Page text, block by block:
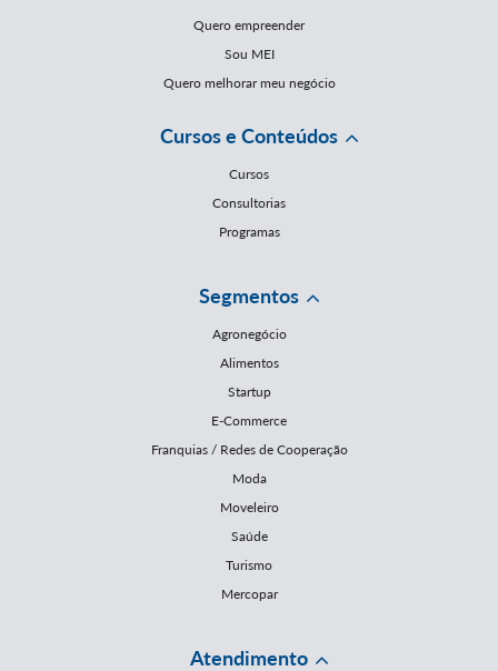
Quero empreender
Sou MEI
Quero melhorar meu negócio
Cursos e Conteúdos
Cursos
Consultorias
Programas
Segmentos
Agronegócio
Alimentos
Startup
E-Commerce
Franquias / Redes de Cooperação
Moda
Moveleiro
Saúde
Turismo
Mercopar
Atendimento